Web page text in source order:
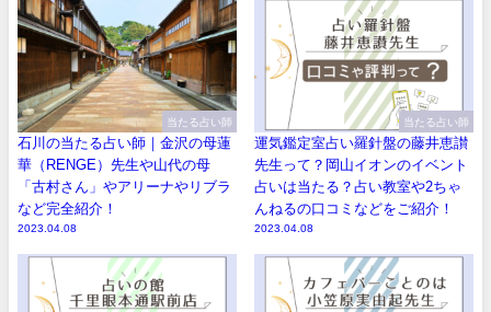
当たる占い師
石川の当たる占い師｜金沢の母蓮
華（RENGE）先生や山代の母
「古村さん」やアリーナやリブラ
など完全紹介！
2023.04.08
当たる占い師
運気鑑定室占い羅針盤の藤井恵讃
先生って？岡山イオンのイベント
占いは当たる？占い教室や2ちゃ
んねるの口コミなどをご紹介！
2023.04.08